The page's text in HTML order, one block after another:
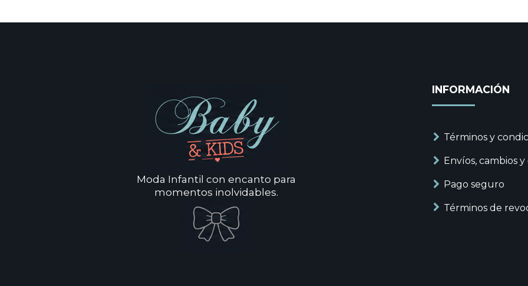
Moda Infantil con encanto para
momentos inolvidables.
INFORMACIÓN
Términos y
Envíos, cambios
Pago seguro
Términos de